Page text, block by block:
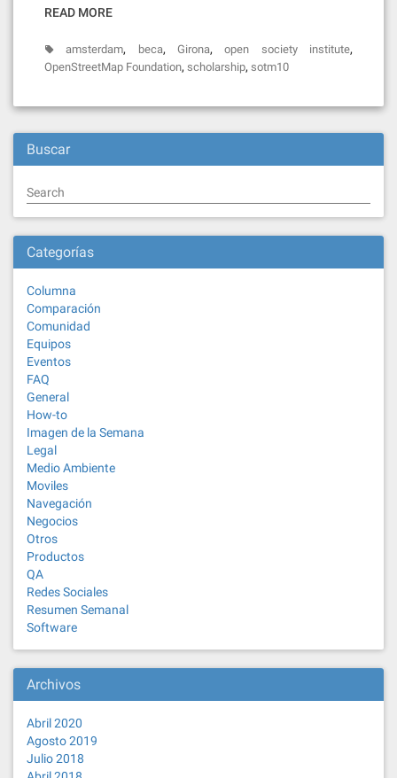
READ MORE
amsterdam, beca,Girona,open society institute,
OpenStreetMap Foundation, scholarship, sotm10
Buscar
Search
Categorías
Columna
Comparación
Comunidad
Equipos
Eventos
FAQ
General
How-to
Imagen de la Semana
Legal
Medio Ambiente
Moviles
Navegación
Negocios
Otros
Productos
QA
Redes Sociales
Resumen Semanal
Software
Archivos
Abril 2020
Agosto 2019
Julio 2018